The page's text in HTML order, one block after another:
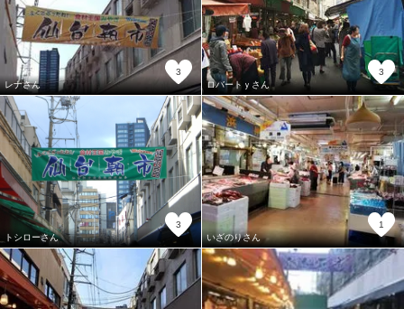
レナさん
3
ロバートｙさん
3
トシローさん
3
いざのりさん
1